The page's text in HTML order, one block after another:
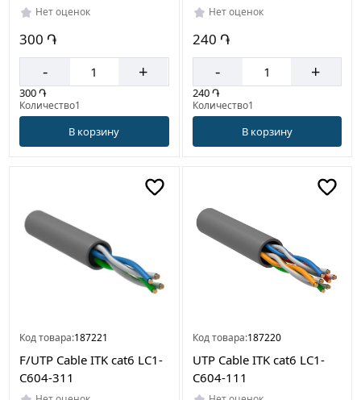
Нет оценок
300 ֏
- +
300 ֏
Количество1
В корзину
Нет оценок
240 ֏
- +
240 ֏
Количество1
В корзину
Код товара:187221
F/UTP Cable ITK cat6 LC1-
C604-311
Код товара:187220
UTP Cable ITK cat6 LC1-
C604-111